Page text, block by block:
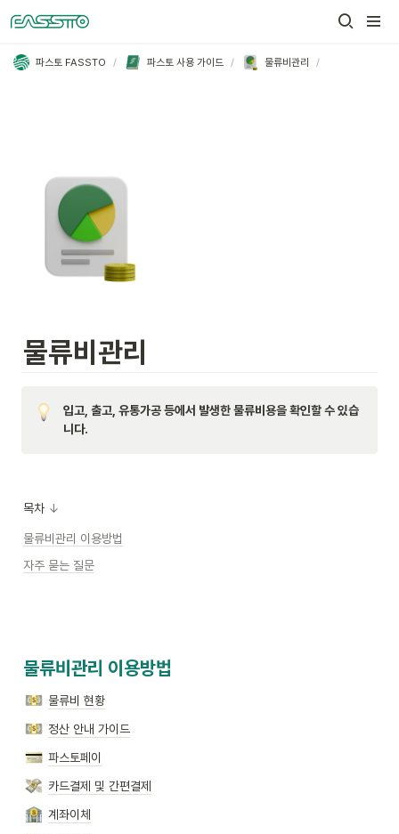
파스토 FASSTO / 파스토 사용 가이드 / 물류비관리 /
물류비관리
입고, 출고, 유통가공 등에서 발생한 물류비용을 확인할 수 있습
니다.
목차 ↓
물류비관리 이용방법
자주 묻는 질문
물류비관리 이용방법
물류비 현황
정산 안내 가이드
파스토페이
카드결제 및 간편결제
계좌이체